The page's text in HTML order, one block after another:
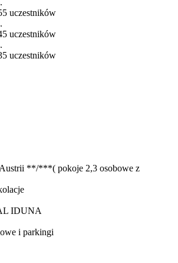
uczestników
uczestników
uczestników
**/***( pokoje 2,3 osobowe z
IDUNA
i parkingi